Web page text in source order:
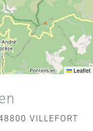
Leaflet
VILLEFORT